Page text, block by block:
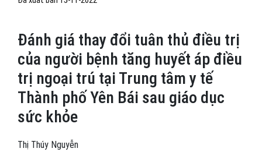
Đánh giá thay đổi tuân thủ điều trị
của người bệnh tăng huyết áp điều
trị ngoại trú tại Trung tâm y tế
Thành phố Yên Bái sau giáo dục
sức khỏe
Thị Thúy Nguyễn